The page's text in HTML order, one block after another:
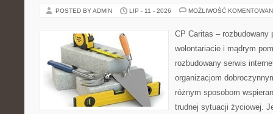
POSTED BY ADMIN LIP - 11 - 2026 MOŻLIWOŚĆ
CP Caritas – rozbudowany
wolontariacie i mądrym
rozbudowany serwis
organizacjom
różnym sposobom
trudnej sytuacji życiowej.